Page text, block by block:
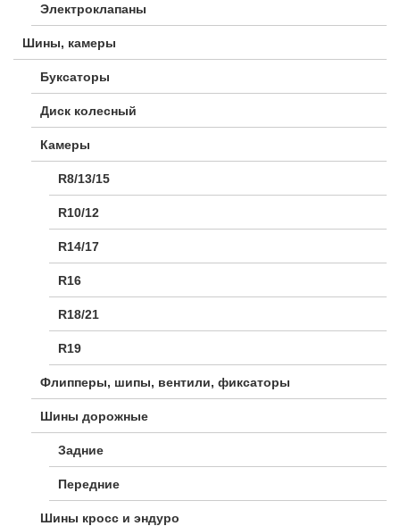
Электроклапаны
Шины, камеры
Буксаторы
Диск колесный
Камеры
R8/13/15
R10/12
R14/17
R16
R18/21
R19
Флипперы, шипы, вентили, фиксаторы
Шины дорожные
Задние
Передние
Шины кросс и эндуро